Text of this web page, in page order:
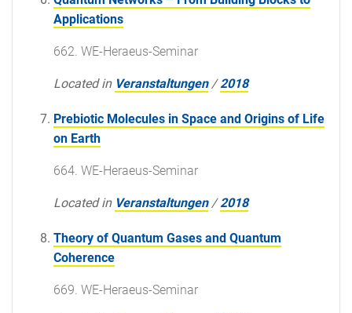
Applications
662. WE-Heraeus-Seminar
Located in Veranstaltungen /2018
Prebiotic Molecules in Space and Origins of Life
on Earth
664. WE-Heraeus-Seminar
Located in Veranstaltungen /2018
Theory of Quantum Gases and Quantum
Coherence
669. WE-Heraeus-Seminar